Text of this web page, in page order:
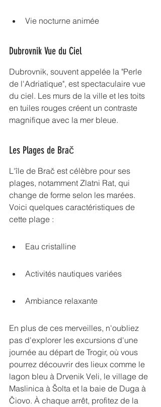
Vie nocturne animée
Dubrovnik Vue du Ciel
Dubrovnik, souvent appelée la "Perle
de l'Adriatique", est spectaculaire vue
du ciel. Les murs de la ville et les toits
en tuiles rouges créent un contraste
magnifique avec la mer bleue.
Les Plages de Brač
L'île de Brač est célèbre pour ses
plages, notamment Zlatni Rat, qui
change de forme selon les marées.
Voici quelques caractéristiques de
cette plage :
Eau cristalline
Activités nautiques variées
Ambiance relaxante
En plus de ces merveilles, n'oubliez
pas d'explorer les excursions d'une
journée au départ de Trogir, où vous
pourrez découvrir des lieux comme le
lagon bleu à Drvenik Veli, le village de
Maslinica à Šolta et la baie de Duga à
Čiovo. À chaque arrêt, profitez de la